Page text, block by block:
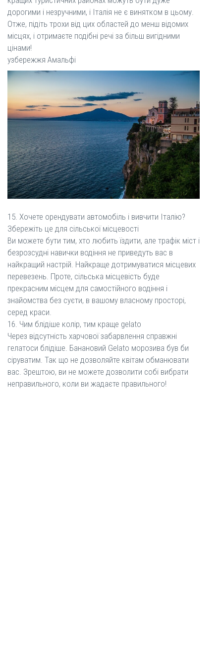
дорогими і незручними, і Італія не є винятком в цьому.
Отже, підіть трохи від цих областей до менш відомих
місцях, і отримаєте подібні речі за більш вигідними
цінами!
узбережжя Амальфі
15. Хочете орендувати автомобіль і вивчити Італію?
Збережіть це для сільської місцевості
Ви можете бути тим, хто любить їздити, але трафік міст і
безрозсудні навички водіння не приведуть вас в
найкращий настрій. Найкраще дотримуватися місцевих
перевезень. Проте, сільська місцевість буде
прекрасним місцем для самостійного водіння і
знайомства без суєти, в вашому власному просторі,
серед краси.
16. Чим блідіше колір, тим краще gelato
Через відсутність харчової забарвлення справжні
гелатоси блідіше. Банановий Gelato морозива був би
сіруватим. Так що не дозволяйте квітам обманювати
вас. Зрештою, ви не можете дозволити собі вибрати
неправильного, коли ви жадаєте правильного!